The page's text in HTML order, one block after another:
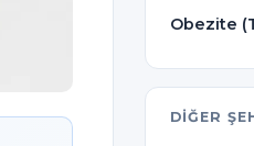
Obezite
DIĞER